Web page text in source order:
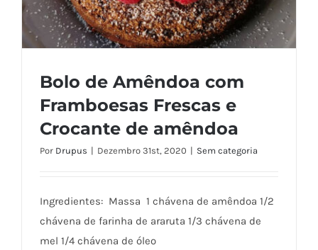
Frescas e Crocante de amêndoa
Bolo de Amêndoa com
Framboesas Frescas e
Crocante de amêndoa
Por Drupus | Dezembro 31st, 2020 | Sem categoria
Ingredientes: Massa 1 chávena de amêndoa 1/2
chávena de farinha de araruta 1/3 chávena de
mel 1/4 chávena de óleo